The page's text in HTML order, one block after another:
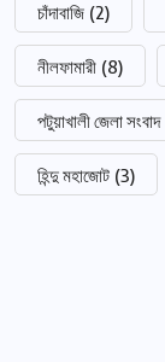
চাঁদাবাজি (2)
নীলফামারী (8)
পটুয়াখালী জেলা সংবাদ
হিন্দু মহাজোট (3)